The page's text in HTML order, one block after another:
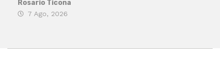
Rosario Ticona
7 Ago, 2026